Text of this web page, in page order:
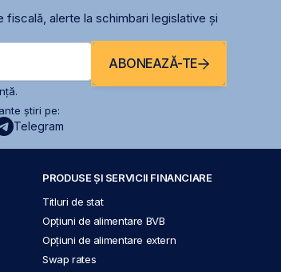
alerte la schimbari legislative și
ABONEAZĂ-TE
știri pe:
Telegram
PRODUSE ȘI SERVICII FINANCIARE
Titluri de stat
Opțiuni de alimentare BVB
Opțiuni de alimentare extern
Swap rates